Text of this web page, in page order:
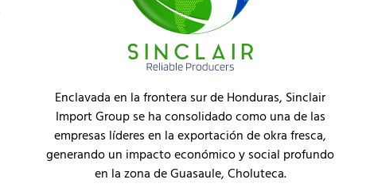
Enclavada en la frontera sur de Honduras, Sinclair
Import Group se ha consolidado como una de las
empresas líderes en la exportación de okra fresca,
generando un impacto económico y social profundo
en la zona de Guasaule, Choluteca.